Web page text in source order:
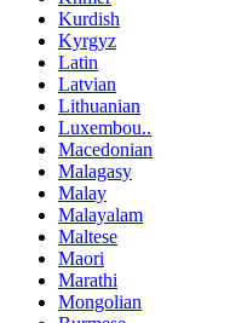
Kurdish
Kyrgyz
Latin
Latvian
Lithuanian
Luxembou..
Macedonian
Malagasy
Malay
Malayalam
Maltese
Maori
Marathi
Mongolian